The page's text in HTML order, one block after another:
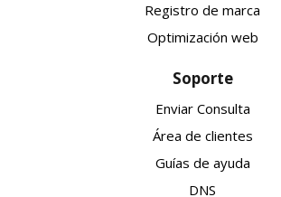
Registro de marca
Optimización web
Soporte
Enviar Consulta
Área de clientes
Guías de ayuda
DNS